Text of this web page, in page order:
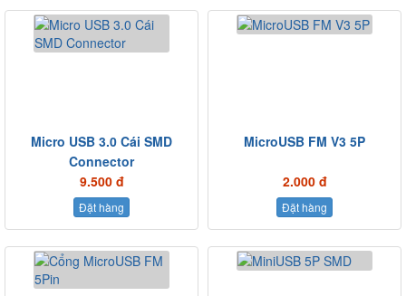
Micro USB 3.0 Cái SMD
Connector
9.500 đ
Đặt hàng
MicroUSB FM V3 5P
2.000 đ
Đặt hàng